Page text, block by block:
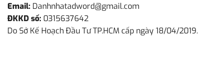
Email: Danhnhatadword@gmail.com
ĐKKD số: 0315637642
Do Sở Kế Hoạch Đầu Tư TP.HCM cấp ngày 18/04/2019.